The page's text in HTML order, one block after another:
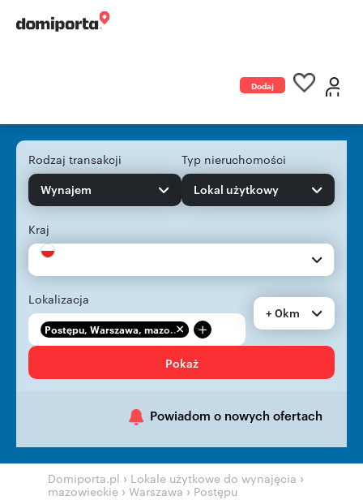
Dodaj
Rodzaj transakcji
Wynajem
Typ nieruchomości
Lokal użytkowy
Kraj
Lokalizacja
Postępu, Warszawa, mazo... +
+ 0km
Pokaż
Powiadom o nowych ofertach
Domiporta.pl › Lokale użytkowe do wynajęcia ›
mazowieckie › Warszawa› Postępu